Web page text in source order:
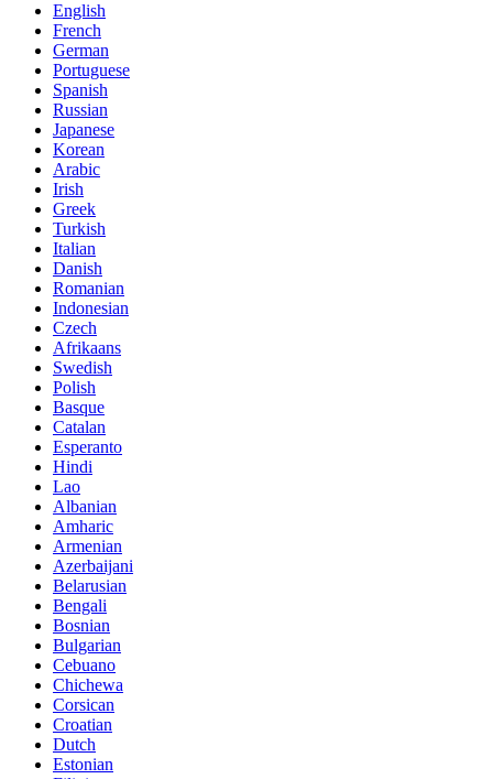
English
French
German
Portuguese
Spanish
Russian
Japanese
Korean
Arabic
Irish
Greek
Turkish
Italian
Danish
Romanian
Indonesian
Czech
Afrikaans
Swedish
Polish
Basque
Catalan
Esperanto
Hindi
Lao
Albanian
Amharic
Armenian
Azerbaijani
Belarusian
Bengali
Bosnian
Bulgarian
Cebuano
Chichewa
Corsican
Croatian
Dutch
Estonian